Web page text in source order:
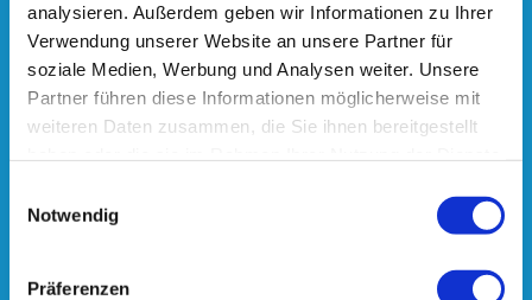
analysieren. Außerdem geben wir Informationen zu Ihrer
Verwendung unserer Website an unsere Partner für
soziale Medien, Werbung und Analysen weiter. Unsere
Partner führen diese Informationen möglicherweise mit
weiteren Daten zusammen, die Sie ihnen bereitgestellt
Notwendig
Präferenzen